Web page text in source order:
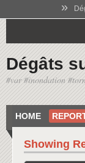
»
Dégâts
#var #inondation
HOME
Showing